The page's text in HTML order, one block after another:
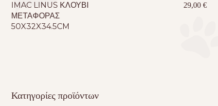
IMAC LINUS ΚΛΟΥΒΙ
ΜΕΤΑΦΟΡΑΣ
50X32X34.5CM
29,00€
Κατηγορίες προϊόντων